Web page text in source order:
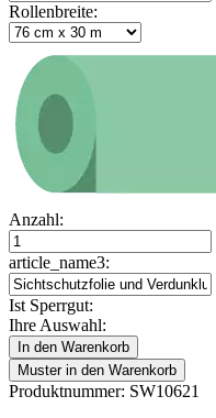
Rollenbreite:
Anzahl:
article_name3:
Ist Sperrgut:
Ihre Auswahl:
In den Warenkorb
Muster in den Warenkorb
Produktnummer: SW10621